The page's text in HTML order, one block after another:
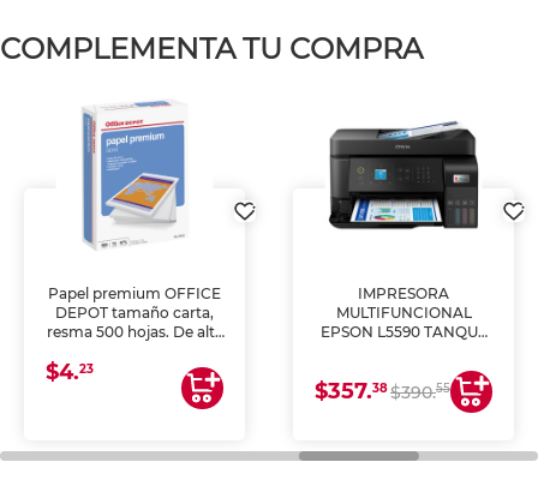
COMPLEMENTA TU COMPRA
Papel premium OFFICE
DEPOT tamaño carta,
resma 500 hojas. De alta
uniforme, ideal para
impresoras de inyección
de tinta y láser,
general de oficina.
$4.23
IMPRESORA
MULTIFUNCIONAL
EPSON L5590 TANQUE
COPIA Y ESCANEA)
$357.38$390.55